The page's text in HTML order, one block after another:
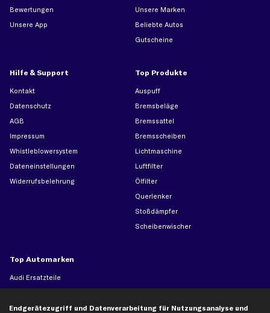
Bewertungen
Unsere App
Unsere Marken
Beliebte Autos
Gutscheine
Hilfe & Support
Kontakt
Datenschutz
AGB
Impressum
Whistleblowersystem
Dateneinstellungen
Widerrufsbelehrung
Top Produkte
Auspuff
Bremsbeläge
Bremssattel
Bremsscheiben
Lichtmaschine
Luftfilter
Ölfilter
Querlenker
Stoßdämpfer
Scheibenwischer
Top Automarken
Audi Ersatzteile
Ford Ersatzteile
Endgerätezugriff und Datenverarbeitung für Nutzungsanalyse und